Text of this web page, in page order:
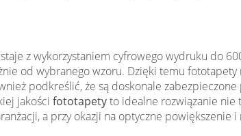
z wykorzystaniem cyfrowego wydruku do
od wybranego wzoru. Dzięki temu
podkreślić, że są doskonale
jakości fototapetyto idealne rozwiązanie
a przy okazji na optyczne powiększenie